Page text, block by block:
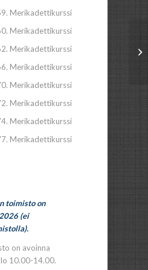
Merikadettikurssi
Merikadettikurssi
Merikadettikurssi
Merikadettikurssi
Merikadettikurssi
Merikadettikurssi
Merikadettikurssi
Merikadettikurssi
toimisto on
(ei
on avoinna
10.00-14.00.